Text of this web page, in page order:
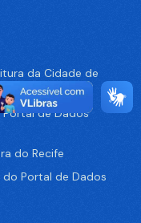
da Cidade de
de Dados
do Recife
Portal de Dados